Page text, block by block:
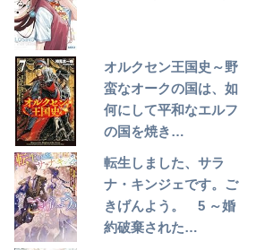
オルクセン王国史～野
蛮なオークの国は、如
何にして平和なエルフ
の国を焼き…
転生しました、サラ
ナ・キンジェです。ご
きげんよう。 5 ～婚
約破棄された…